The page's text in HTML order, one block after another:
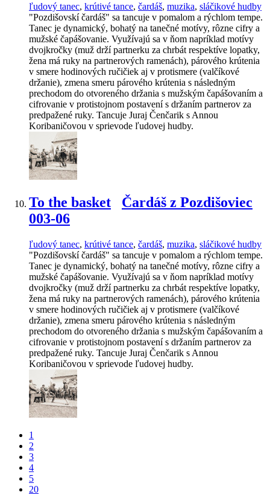
ľudový tanec, krútivé tance, čardáš, muzika, sláčikové hudby
"Pozdišovskí čardáš" sa tancuje v pomalom a rýchlom tempe.
Tanec je dynamický, bohatý na tanečné motívy, rôzne cifry a
mužské čapášovanie. Využívajú sa v ňom napríklad motívy
dvojkročky (muž drží partnerku za chrbát respektíve lopatky,
žena má ruky na partnerových ramenách), párového krútenia
v smere hodinových ručičiek aj v protismere (valčíkové
držanie), zmena smeru párového krútenia s následným
prechodom do otvoreného držania s mužským čapášovaním a
cifrovanie v protistojnom postavení s držaním partnerov za
predpažené ruky. Tancuje Juraj Čenčarik s Annou
Koribaničovou v sprievode ľudovej hudby.
To the basket
Čardáš z Pozdišoviec
003-06
ľudový tanec, krútivé tance, čardáš, muzika, sláčikové hudby
"Pozdišovskí čardáš" sa tancuje v pomalom a rýchlom tempe.
Tanec je dynamický, bohatý na tanečné motívy, rôzne cifry a
mužské čapášovanie. Využívajú sa v ňom napríklad motívy
dvojkročky (muž drží partnerku za chrbát respektíve lopatky,
žena má ruky na partnerových ramenách), párového krútenia
v smere hodinových ručičiek aj v protismere (valčíkové
držanie), zmena smeru párového krútenia s následným
prechodom do otvoreného držania s mužským čapášovaním a
cifrovanie v protistojnom postavení s držaním partnerov za
predpažené ruky. Tancuje Juraj Čenčarik s Annou
Koribaničovou v sprievode ľudovej hudby.
1
2
3
4
5
20